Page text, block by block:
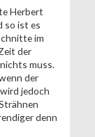
Herbert
so ist es
im
der
muss.
der
jedoch
denn